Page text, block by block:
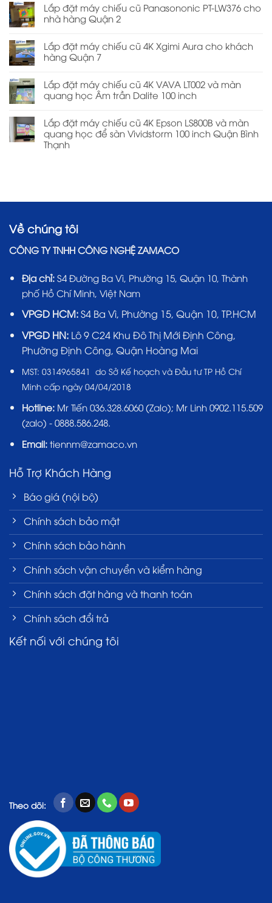
Lắp đặt máy chiếu cũ Panasononic PT-LW376 cho
nhà hàng Quận 2
Lắp đặt máy chiếu cũ 4K Xgimi Aura cho khách
hàng Quận 7
Lắp đặt máy chiếu cũ 4K VAVA LT002 và màn
quang học Âm trần Dalite 100 inch
Lắp đặt máy chiếu cũ 4K Epson LS800B và màn
quang học để sàn Vividstorm 100 inch Quận Bình
Thạnh
Về chúng tôi
CÔNG TY TNHH CÔNG NGHỆ ZAMACO
Địa chỉ: S4 Đường Ba Vì, Phường 15, Quận 10, Thành
phố Hồ Chí Minh, Việt Nam
VPGD HCM:S4 Ba Vì, Phường 15, Quận 10, TP.HCM
VPGD HN:Lô 9 C24 Khu Đô Thị Mới Định Công,
Phường Định Công, Quận Hoàng Mai
MST: 0314965841 do Sở Kế hoạch và Đầu tư TP Hồ Chí
Minh cấp ngày 04/04/2018
Hotline: Mr Tiến 036.328.6060(Zalo); Mr Linh 0902.115.509
(zalo) - 0888.586.248.
Email:tiennm@zamaco.vn
Hỗ Trợ Khách Hàng
Báo giá (nội bộ)
Chính sách bảo mật
Chính sách bảo hành
Chính sách vận chuyển và kiểm hàng
Chính sách đặt hàng và thanh toán
Chính sách đổi trả
Kết nối với chúng tôi
Theo dõi: